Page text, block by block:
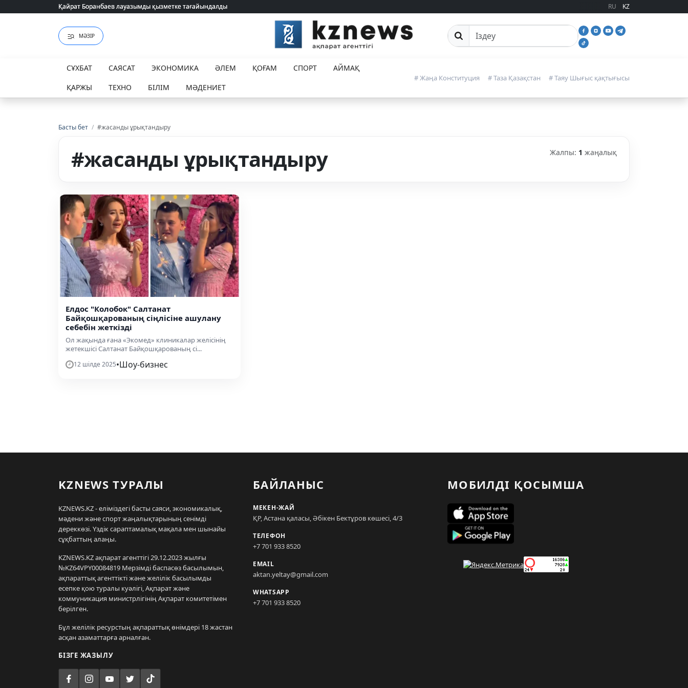
Қайрат Боранбаев лауазымды қызметке тағайындалды
Қайрат Боранбаев лауазымды қызметке тағайындалды RU KZ
МӘЗІР Сайттан іздеу
СҰХБАТ САЯСАТ ЭКОНОМИКА ӘЛЕМ ҚОҒАМ СПОРТ
АЙМАҚ
ҚАРЖЫ
ТЕХНО БІЛІМ МӘДЕНИЕТ
# Жаңа Конституция # Таза Қазақстан # Таяу Шығыс қақтығысы
Басты бет / #жасанды ұрықтандыру
#жасанды ұрықтандыру Жалпы: 1 жаңалық
Елдос "Колобок" Салтанат
Байқошқарованың сіңлісіне ашулану
себебін жеткізді
Ол жақында ғана «Экомед» клиникалар желісінің
жетекшісі Салтанат Байқошқарованың сі...
12 шілде 2025•Шоу-бизнес
KZNEWS ТУРАЛЫ
KZNEWS.KZ - еліміздегі басты саяси, экономикалық,
мәдени және спорт жаңалықтарының сенімді
дереккөзі. Үздік сараптамалық мақала мен шынайы
сұқбаттың алаңы.
KZNEWS.KZ ақпарат агенттігі 29.12.2023 жылғы
№KZ64VPY00084819 Мерзімді баспасөз басылымын,
ақпараттық агенттікті және желілік басылымды
есепке қою туралы куәлігі, Ақпарат және
коммуникация министрлігінің Ақпарат комитетімен
берілген.
Бұл желілік ресурстың ақпараттық өнімдері 18 жастан
асқан азаматтарға арналған.
БІЗГЕ ЖАЗЫЛУ
БАЙЛАНЫС
МЕКЕН-ЖАЙ
ҚР, Астана қаласы, Әбікен Бектұров көшесі, 4/3
ТЕЛЕФОН
+7 701 933 8520
EMAIL
aktan.yeltay@gmail.com
WHATSAPP
+7 701 933 8520
МОБИЛДІ ҚОСЫМША